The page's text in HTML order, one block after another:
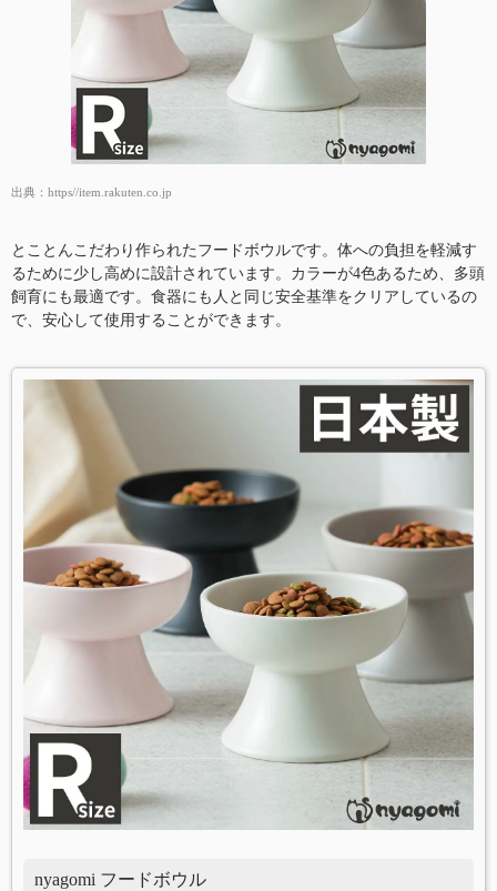
出典： https//item.rakuten.co.jp
とことんこだわり作られたフードボウルです。体への負担を軽減す
るために少し高めに設計されています。カラーが4色あるため、多頭
飼育にも最適です。食器にも人と同じ安全基準をクリアしているの
で、安心して使用することができます。
nyagomi フードボウル